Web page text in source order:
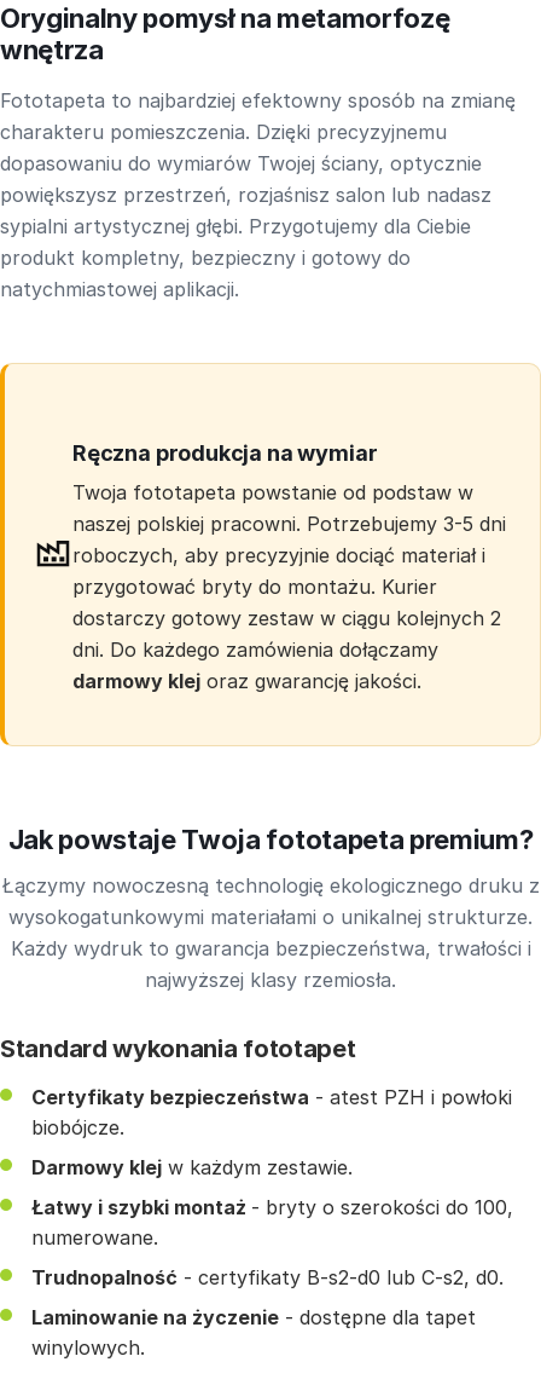
Oryginalny pomysł na metamorfozę
wnętrza
Fototapeta to najbardziej efektowny sposób na zmianę
charakteru pomieszczenia. Dzięki precyzyjnemu
dopasowaniu do wymiarów Twojej ściany, optycznie
powiększysz przestrzeń, rozjaśnisz salon lub nadasz
sypialni artystycznej głębi. Przygotujemy dla Ciebie
produkt kompletny, bezpieczny i gotowy do
natychmiastowej aplikacji.
Ręczna produkcja na wymiar
Twoja fototapeta powstanie od podstaw w
naszej polskiej pracowni. Potrzebujemy 3-5 dni
roboczych, aby precyzyjnie dociąć materiał i
przygotować bryty do montażu. Kurier
dostarczy gotowy zestaw w ciągu kolejnych 2
dni. Do każdego zamówienia dołączamy
darmowy klej oraz gwarancję jakości.
Jak powstaje Twoja fototapeta premium?
Łączymy nowoczesną technologię ekologicznego druku z
wysokogatunkowymi materiałami o unikalnej strukturze.
Każdy wydruk to gwarancja bezpieczeństwa, trwałości i
najwyższej klasy rzemiosła.
Standard wykonania fototapet
Certyfikaty bezpieczeństwa - atest PZH i powłoki
biobójcze.
Darmowy klej w każdym zestawie.
Łatwy i szybki montaż - bryty o szerokości do 100,
numerowane.
Trudnopalność - certyfikaty B-s2-d0 lub C-s2, d0.
Laminowanie na życzenie - dostępne dla tapet
winylowych.